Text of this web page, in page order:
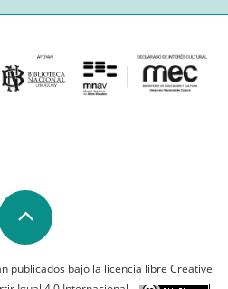
publicados bajo la licencia libre Creative